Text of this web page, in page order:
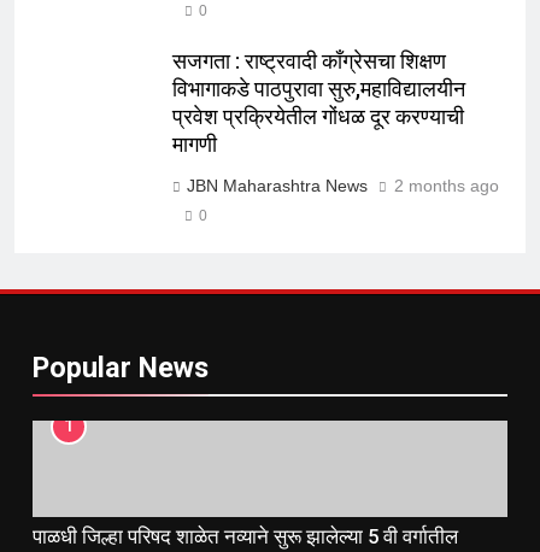
0
सजगता : राष्ट्रवादी काँग्रेसचा शिक्षण
विभागाकडे पाठपुरावा सुरु,महाविद्यालयीन
प्रवेश प्रक्रियेतील गोंधळ दूर करण्याची
मागणी
JBN Maharashtra News 2 months ago
0
Popular News
1
पाळधी जिल्हा परिषद शाळेत नव्याने सुरू झालेल्या 5 वी वर्गातील